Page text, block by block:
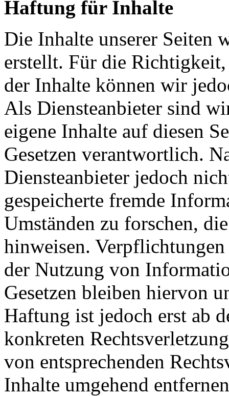
Haftung für Inhalte
Die Inhalte unserer Seiten
erstellt. Für die
der Inhalte können wir
Als Diensteanbieter sind
eigene Inhalte auf diesen
Gesetzen verantwortlich.
Diensteanbieter jedoch
gespeicherte fremde
Umständen zu forschen,
hinweisen.
der Nutzung von
Gesetzen bleiben hiervon
Haftung ist jedoch erst ab
konkreten
von entsprechenden
Inhalte umgehend